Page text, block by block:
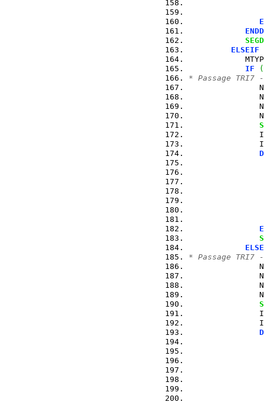
ELSEIF
IF
(
* Passage TRI7
* Passage TRI7 -